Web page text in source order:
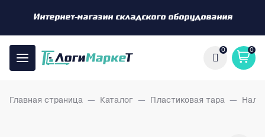
Интернет-магазин складского оборудования
0 0
Главная страница — Каталог — Пластиковая тара —